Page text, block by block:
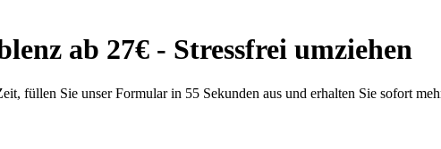
ab 27€ - Stressfrei umziehen
füllen Sie unser Formular in 55 Sekunden aus und erhalten Sie sofort